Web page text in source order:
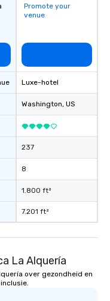
Promote your
venue
Luxe-hotel
Washington, US
237
8
1.800 ft²
7.201 ft²
La Alquería
over gezondheid en